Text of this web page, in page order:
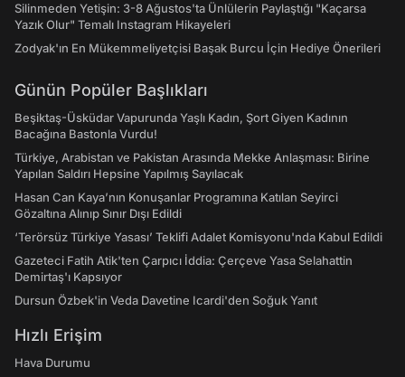
Silinmeden Yetişin: 3-8 Ağustos'ta Ünlülerin Paylaştığı "Kaçarsa
Yazık Olur" Temalı Instagram Hikayeleri
Zodyak'ın En Mükemmeliyetçisi Başak Burcu İçin Hediye Önerileri
Günün Popüler Başlıkları
Beşiktaş-Üsküdar Vapurunda Yaşlı Kadın, Şort Giyen Kadının
Bacağına Bastonla Vurdu!
Türkiye, Arabistan ve Pakistan Arasında Mekke Anlaşması: Birine
Yapılan Saldırı Hepsine Yapılmış Sayılacak
Hasan Can Kaya’nın Konuşanlar Programına Katılan Seyirci
Gözaltına Alınıp Sınır Dışı Edildi
‘Terörsüz Türkiye Yasası’ Teklifi Adalet Komisyonu'nda Kabul Edildi
Gazeteci Fatih Atik'ten Çarpıcı İddia: Çerçeve Yasa Selahattin
Demirtaş'ı Kapsıyor
Dursun Özbek'in Veda Davetine Icardi'den Soğuk Yanıt
Hızlı Erişim
Hava Durumu